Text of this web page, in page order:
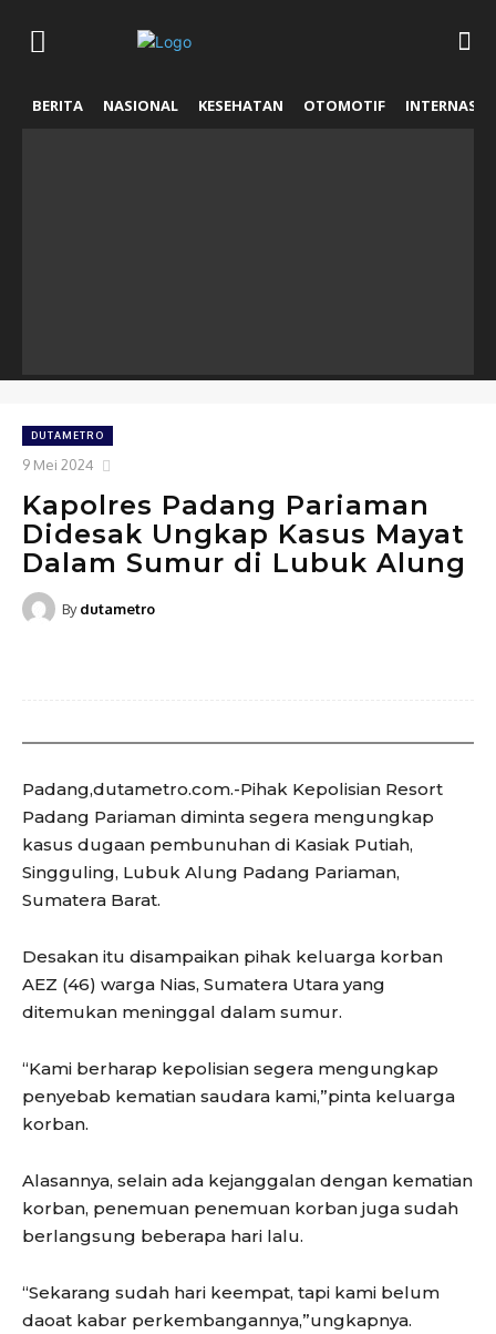
BERITA NASIONAL KESEHATAN OTOMOTIF
DUTAMETRO
9 Mei 2024
Kapolres Padang Pariaman
Didesak Ungkap Kasus Mayat
Dalam Sumur di Lubuk Alung
By dutametro
Padang,dutametro.com.-Pihak Kepolisian Resort
Padang Pariaman diminta segera mengungkap
kasus dugaan pembunuhan di Kasiak Putiah,
Singguling, Lubuk Alung Padang Pariaman,
Sumatera Barat.
Desakan itu disampaikan pihak keluarga korban
AEZ (46) warga Nias, Sumatera Utara yang
ditemukan meninggal dalam sumur.
“Kami berharap kepolisian segera mengungkap
penyebab kematian saudara kami,”pinta keluarga
korban.
Alasannya, selain ada kejanggalan dengan kematian
korban, penemuan penemuan korban juga sudah
berlangsung beberapa hari lalu.
“Sekarang sudah hari keempat, tapi kami belum
daoat kabar perkembangannya,”ungkapnya.